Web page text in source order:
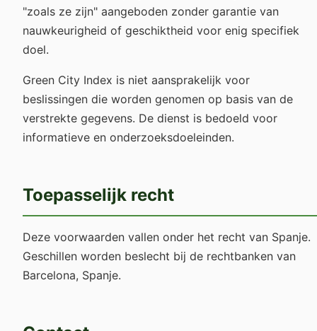
"zoals ze zijn" aangeboden zonder garantie van
nauwkeurigheid of geschiktheid voor enig specifiek
doel.
Green City Index is niet aansprakelijk voor
beslissingen die worden genomen op basis van de
verstrekte gegevens. De dienst is bedoeld voor
informatieve en onderzoeksdoeleinden.
Toepasselijk recht
Deze voorwaarden vallen onder het recht van Spanje.
Geschillen worden beslecht bij de rechtbanken van
Barcelona, Spanje.